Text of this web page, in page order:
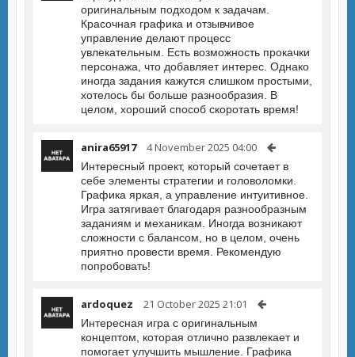
оригинальным подходом к задачам.
Красочная графика и отзывчивое
управление делают процесс
увлекательным. Есть возможность прокачки
персонажа, что добавляет интерес. Однако
иногда задания кажутся слишком простыми,
хотелось бы больше разнообразия. В
целом, хороший способ скоротать время!
anira65917 4 November 2025 04:00
Интересный проект, который сочетает в
себе элементы стратегии и головоломки.
Графика яркая, а управление интуитивное.
Игра затягивает благодаря разнообразным
заданиям и механикам. Иногда возникают
сложности с балансом, но в целом, очень
приятно провести время. Рекомендую
попробовать!
ardoquez 21 October 2025 21:01
Интересная игра с оригинальным
концептом, которая отлично развлекает и
помогает улучшить мышление. Графика